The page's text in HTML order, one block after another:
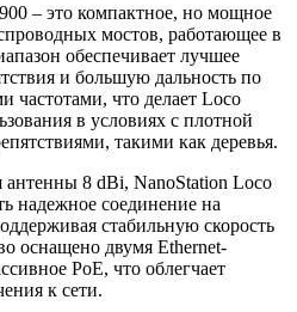
– это компактное, но мощное
мостов, работающее в
обеспечивает лучшее
и большую дальность по
частотами, что делает Loco
в условиях с плотной
такими как деревья.
8 dBi, NanoStation Loco
надежное соединение на
стабильную скорость
оснащено двумя Ethernet-
PoE, что облегчает
к сети.